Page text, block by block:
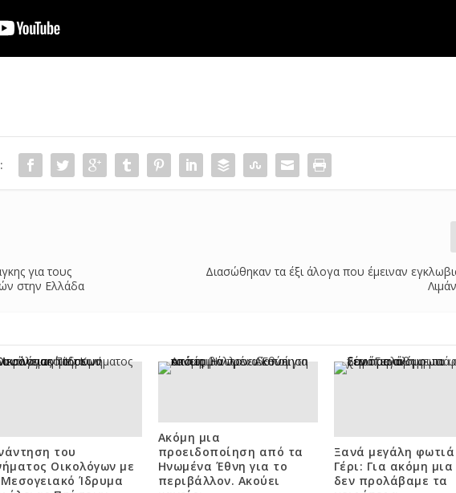
για τους
στην Ελλάδα
Διασώθηκαν τα έξι άλογα που έμειναν
του
Οικολόγων με
Ίδρυμα
Ακόμη μια
προειδοποίηση από τα
Ηνωμένα Έθνη για το
περιβάλλον. Ακούει
Ξανά μεγάλη
Γέρι: Για ακόμη
δεν προλάβαμε τα